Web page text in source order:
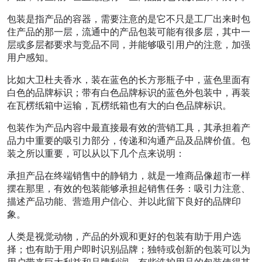
包装是指产品的容器，需要注意的是它不只是工厂出来时包
住产品的那一层，流通中的产品包装可能有很多层，其中一
层或多层都要求与竞品不同，并能够吸引用户的注意，加强
用户感知。
比如大卫杜夫香水，装在蓝色的长方形瓶子中，蓝色里面有
白色的品牌标识；带有白色品牌标识的蓝色外包装中，再装
在瓦楞纸箱中运输，瓦楞纸箱也有大的白色品牌标识。
包装作为产品内容中最直接最有效的营销工具，其承担着产
品力中重要的吸引力部分，传递和沟通产品及品牌价值。包
装之所以重要，可以从以下几个点来说明：
承担产品在终端销售中的静销力，就是一堆商品像超市一样
摆在那里，有效的包装能够承担起销售任务：吸引力注意、
描述产品功能、营造用户信心、并以此留下良好的品牌印
象。
人类是视觉动物，产品的外观和更好的包装有助于用户选
择；也有助于用户即时识别品牌；独特或创新的包装可以为